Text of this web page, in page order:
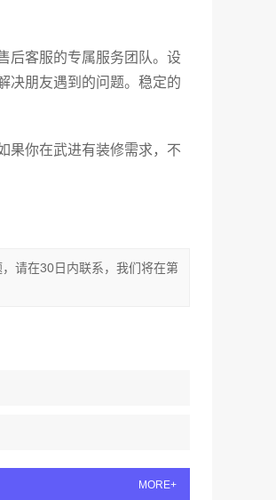
后客服的专属服务团队。设
决朋友遇到的问题。稳定的
果你在武进有装修需求，不
请在30日内联系，我们将在第
MORE+